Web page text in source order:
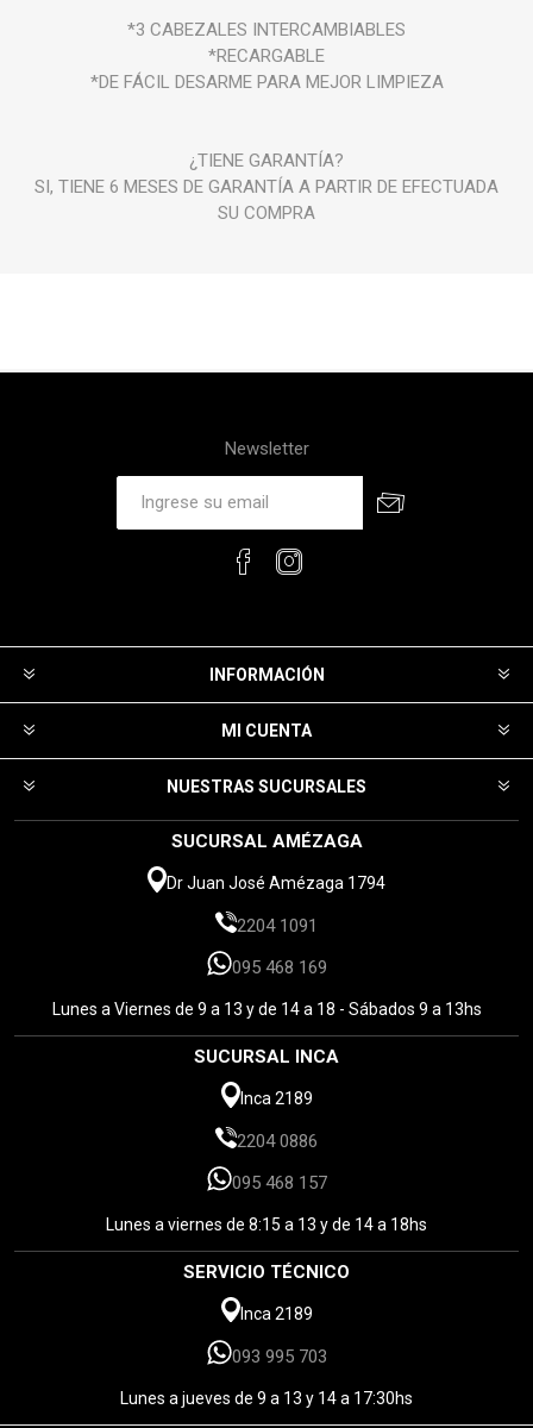
*3 CABEZALES INTERCAMBIABLES
*RECARGABLE
*DE FÁCIL DESARME PARA MEJOR LIMPIEZA
¿TIENE GARANTÍA?
SI, TIENE 6 MESES DE GARANTÍA A PARTIR DE EFECTUADA
SU COMPRA
Newsletter
INFORMACIÓN
MI CUENTA
NUESTRAS SUCURSALES
SUCURSAL AMÉZAGA
Dr Juan José Amézaga 1794
2204 1091
095 468 169
Lunes a Viernes de 9 a 13 y de 14 a 18 - Sábados 9 a 13hs
SUCURSAL INCA
Inca 2189
2204 0886
095 468 157
Lunes a viernes de 8:15 a 13 y de 14 a 18hs
SERVICIO TÉCNICO
Inca 2189
093 995 703
Lunes a jueves de 9 a 13 y 14 a 17:30hs